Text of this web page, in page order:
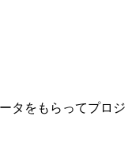
タをもらってプロジ